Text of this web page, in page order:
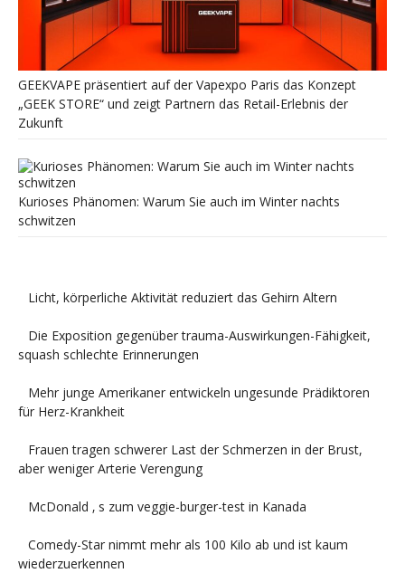
GEEKVAPE präsentiert auf der Vapexpo Paris das Konzept
„GEEK STORE“ und zeigt Partnern das Retail-Erlebnis der
Zukunft
Kurioses Phänomen: Warum Sie auch im Winter nachts
schwitzen
Licht, körperliche Aktivität reduziert das Gehirn Altern
Die Exposition gegenüber trauma-Auswirkungen-Fähigkeit,
squash schlechte Erinnerungen
Mehr junge Amerikaner entwickeln ungesunde Prädiktoren
für Herz-Krankheit
Frauen tragen schwerer Last der Schmerzen in der Brust,
aber weniger Arterie Verengung
McDonald ‚ s zum veggie-burger-test in Kanada
Comedy-Star nimmt mehr als 100 Kilo ab und ist kaum
wiederzuerkennen